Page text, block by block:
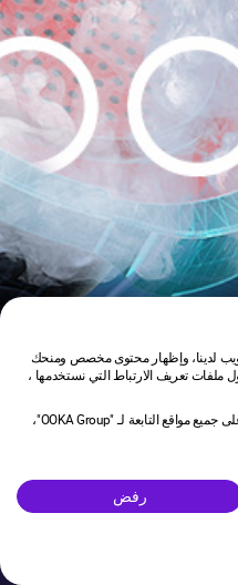
is under
لدينا، وإظهار محتوى مخصص ومنحك
ملفات تعريف الارتباط التي نستخدمها ،
تطبق موافقتك وسياسة ملفات تعريف الارتباط على جميع مواقع التابعة لـ "OOKA Group"،
رفض